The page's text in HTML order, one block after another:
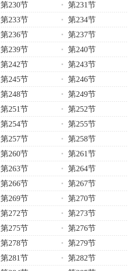
第230节
第231节
第233节
第234节
第236节
第237节
第239节
第240节
第242节
第243节
第245节
第246节
第248节
第249节
第251节
第252节
第254节
第255节
第257节
第258节
第260节
第261节
第263节
第264节
第266节
第267节
第269节
第270节
第272节
第273节
第275节
第276节
第278节
第279节
第281节
第282节